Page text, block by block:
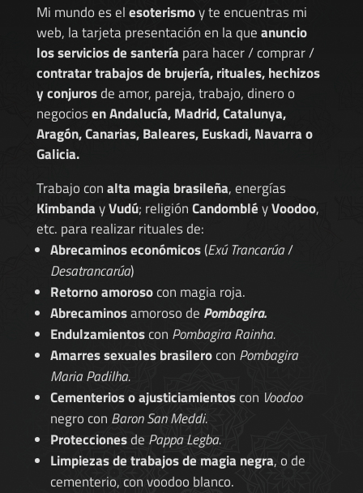
Mi mundo es elesoterismoy te encuentras mi
web, la tarjeta presentación en la queanuncio
los servicios de santería para hacer / comprar /
contratar trabajos de brujería, rituales, hechizos
y conjurosde amor, pareja, trabajo, dinero o
negociosen Andalucía, Madrid, Catalunya,
Aragón, Canarias, Baleares, Euskadi, Navarra o
Galicia.
Trabajo conalta magia brasileña, energías
KimbandayVudú; religiónCandombléyVoodoo,
etc. para realizar rituales de:
Abrecaminos económicos(Exú Trancarúa/
Desatrancarúa)
Retorno amorosocon magia roja.
Abrecaminosamoroso de Pombagira.
Endulzamientoscon Pombagira Rainha.
Amarres sexuales brasilerocon Pombagira
Maria Padilha.
Cementerios o ajusticiamientoscon Voodoo
negro con Baron San Meddi.
Proteccionesde Pappa Legba.
Limpiezas de trabajos de magia negra, o de
cementerio, con voodoo blanco.